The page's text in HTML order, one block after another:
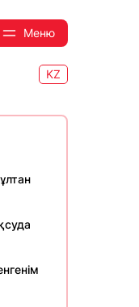
Меню
KZ